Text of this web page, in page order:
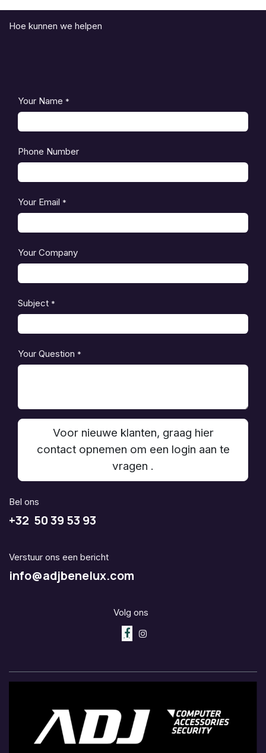
Hoe kunnen we helpen
Your Name *
Phone Number
Your Email *
Your Company
Subject *
Your Question *
Voor nieuwe klanten, graag hier
contact opnemen om een login aan te
vragen .
Bel ons
+32 50 39 53 93
Verstuur ons een bericht
info@adjbenelux.com
Volg ons